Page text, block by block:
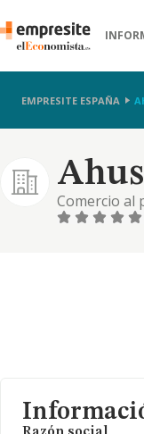
EMPRESITE ESPAÑA
Comercio al